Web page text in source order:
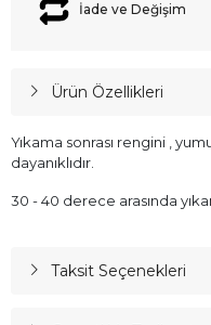
İade ve Değişim
Ürün Özellikleri
Yıkama sonrası rengini ,
dayanıklıdır.
30 - 40 derece arasında
Taksit Seçenekleri